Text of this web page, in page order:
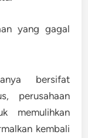
yang gagal
bersifat
perusahaan
memulihkan
kembali